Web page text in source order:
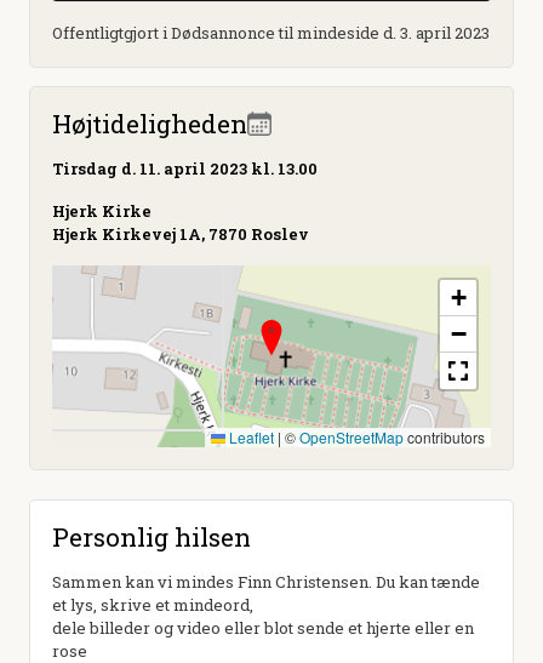
Offentligtgjort i Dødsannonce til mindeside d. 3. april 2023
Højtideligheden
Tirsdag d. 11. april 2023 kl. 13.00
Hjerk Kirke
Hjerk Kirkevej 1A, 7870 Roslev
+
−
Leaflet | ©OpenStreetMapcontributors
Personlig hilsen
Sammen kan vi mindes Finn Christensen. Du kan tænde
et lys, skrive et mindeord,
dele billeder og video eller blot sende et hjerte eller en
rose